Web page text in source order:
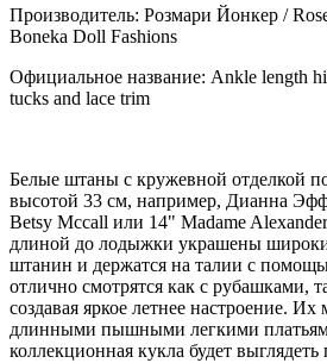
Производитель: Розмари Йонкер /
Boneka Doll Fashions
Официальное название: Ankle length
tucks and lace trim
Белые штаны с кружевной отделкой
высотой 33 см, например, Дианна
Betsy Mccall или 14" Madame
длиной до лодыжки украшены
штанин и держатся на талии с
отлично смотрятся как с рубашками,
создавая яркое летнее настроение. Их
длинными пышными легкими
коллекционная кукла будет